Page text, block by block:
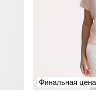
Финальная цена